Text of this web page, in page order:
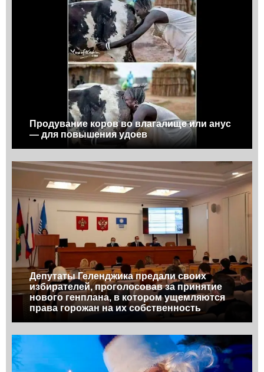
Продувание коров во влагалище или анус
— для повышения удоев
Депутаты Геленджика предали своих
избирателей, проголосовав за принятие
нового генплана, в котором ущемляются
права горожан на их собственность